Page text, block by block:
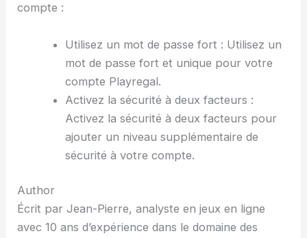
compte :
Utilisez un mot de passe fort : Utilisez un
mot de passe fort et unique pour votre
compte Playregal.
Activez la sécurité à deux facteurs :
Activez la sécurité à deux facteurs pour
ajouter un niveau supplémentaire de
sécurité à votre compte.
Author
Écrit par Jean-Pierre, analyste en jeux en ligne
avec 10 ans d’expérience dans le domaine des